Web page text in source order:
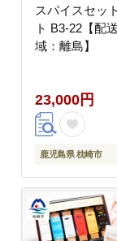
スパイスセッ
ト B3-22【配
域：離島】
23,000円
鹿児島県 枕崎市